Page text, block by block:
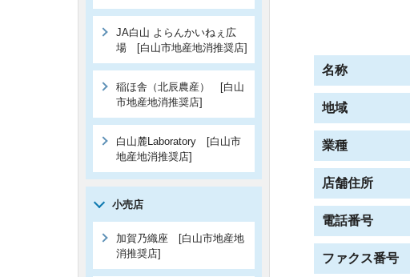
名称
地域
業種
店舗住所
電話番号
ファクス番号
JA白山 よらんかいねぇ広
場 [白山市地産地消推奨店]
稲ほ舎（北辰農産） [白山
市地産地消推奨店]
白山麓Laboratory [白山市
地産地消推奨店]
小売店
加賀乃織座 [白山市地産地
消推奨店]